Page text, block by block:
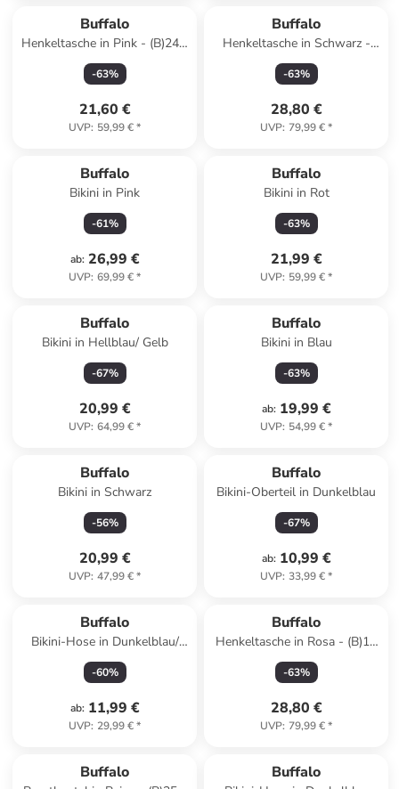
Buffalo
Henkeltasche in Pink - (B)24 x
(H)31 x (T)15 cm
-63%
21,60 €
UVP: 59,99 €*
Buffalo
Henkeltasche in Schwarz -
(B)16 x (H)17 x (T)9 cm
-63%
28,80 €
UVP: 79,99 €*
Buffalo
Bikini in Pink
-61%
ab: 26,99 €
UVP: 69,99 €*
Buffalo
Bikini in Rot
-63%
21,99 €
UVP: 59,99 €*
Buffalo
Bikini in Hellblau/ Gelb
-67%
20,99 €
UVP: 64,99 €*
Buffalo
Bikini in Blau
-63%
ab: 19,99 €
UVP: 54,99 €*
Buffalo
Bikini in Schwarz
-56%
20,99 €
UVP: 47,99 €*
Buffalo
Bikini-Oberteil in Dunkelblau
-67%
ab: 10,99 €
UVP: 33,99 €*
Buffalo
Bikini-Hose in Dunkelblau/
Orange
-60%
ab: 11,99 €
UVP: 29,99 €*
Buffalo
Henkeltasche in Rosa - (B)16
x (H)17 x (T)9 cm
-63%
28,80 €
UVP: 79,99 €*
Buffalo Buffalo